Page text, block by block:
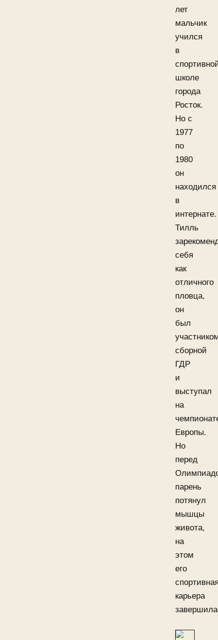
лет
мальчик
учился
в
школе
города
Росток.
Но с
1977
по
1980
он
находился
в
интернате.
Тилль
себя
как
отличного
пловца,
он
был
сборной
ГДР
и
выступал
на
Европы.
Но
перед
парень
потянул
мышцы
живота,
на
этом
его
карьера